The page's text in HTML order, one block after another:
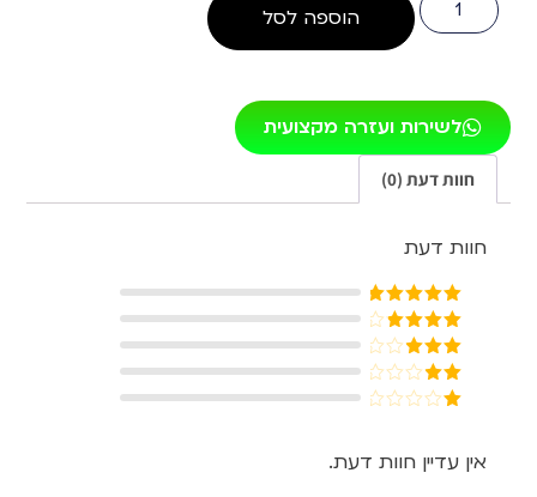
הוספה לסל
לשירות ועזרה מקצועית
חוות דעת (0)
חוות דעת
דורג5מתוך
5
דורג4
מתוך 5
דורג3
מתוך 5
דורג
מתוך
5
אין עדיין חוות דעת.